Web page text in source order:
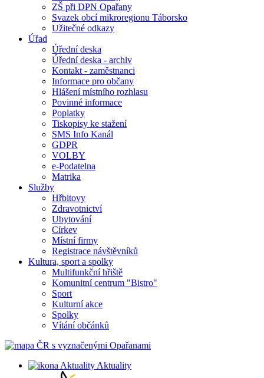
ZŠ při DPN Opařany
Svazek obcí mikroregionu Táborsko
Užitečné odkazy
Úřad
Úřední deska
Úřední deska - archiv
Kontakt - zaměstnanci
Informace pro občany
Hlášení místního rozhlasu
Povinné informace
Poplatky
Tiskopisy ke stažení
SMS Info Kanál
GDPR
VOLBY
e-Podatelna
Matrika
Služby
Hřbitovy
Zdravotnictví
Ubytování
Církev
Místní firmy
Registrace návštěvníků
Kultura, sport a spolky
Multifunkční hřiště
Komunitní centrum "Bistro"
Sport
Kulturní akce
Spolky
Vítání občánků
Aktuality